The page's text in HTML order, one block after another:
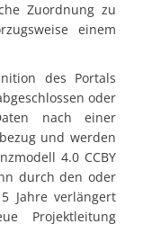
Zuordnung zu
einem
des Portals
oder
nach einer
und werden
4.0 CCBY
durch den oder
Jahre verlängert
Projektleitung